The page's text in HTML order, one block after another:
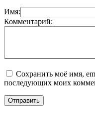
Имя:
Комментарий:
Сохранить моё имя,
последующих моих